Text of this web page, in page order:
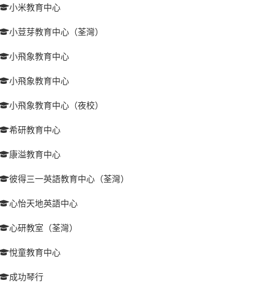
小米教育中心
小荳芽教育中心（荃灣）
小飛象教育中心
小飛象教育中心
小飛象教育中心（夜校）
希研教育中心
康溢教育中心
彼得三一英語教育中心（荃灣）
心怡天地英語中心
心研教室（荃灣）
悅童教育中心
成功琴行